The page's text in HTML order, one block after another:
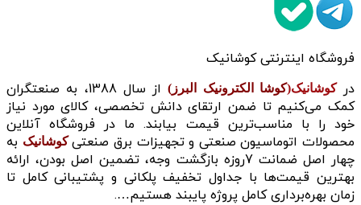
فروشگاه اینترنتی کوشانیک
در
کوشانیک(کوشا الکترونیک البرز)
از سال 1388، به صنعتگران
کمک می‌کنیم تا ضمن ارتقای دانش تخصصی، کالای مورد نیاز
خود را با مناسب‌ترین قیمت بیابند. ما در فروشگاه آنلاین
محصولات اتوماسیون صنعتی و تجهیزات برق صنعتیکوشانیک به
چهار اصل ضمانت 7روزه بازگشت وجه، تضمین اصل بودن، ارائه
بهترین قیمت‌ها با جداول تخفیف پلکانی و پشتیبانی کامل تا
زمان بهره‌برداری کامل پروژه پایبند هستیم….